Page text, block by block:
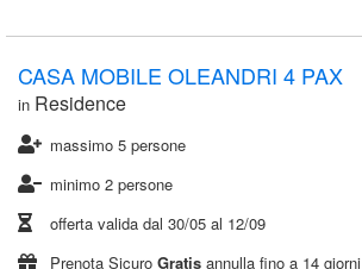
CASA MOBILE OLEANDRI 4 PAX
in Residence
massimo 5 persone
minimo 2 persone
offerta valida dal 30/05 al 12/09
Prenota Sicuro Gratis annulla fino a 14 giorni